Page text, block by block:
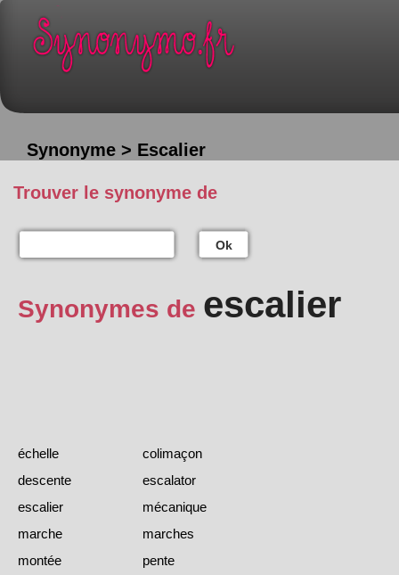
Synonyme > Escalier
Trouver le synonyme de
Ok
Synonymes de escalier
échelle
colimaçon
descente
escalator
escalier
mécanique
marche
marches
montée
pente